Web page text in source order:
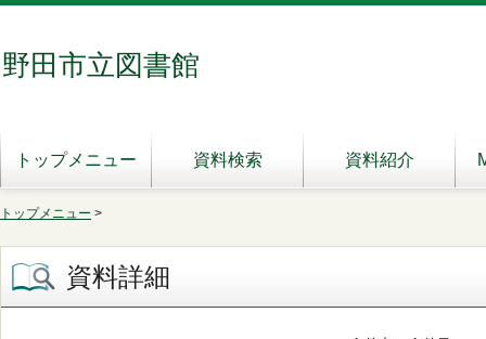
野田市立図書館
トップメニュー 資料検索 資料紹介
トップメニュー >
資料詳細